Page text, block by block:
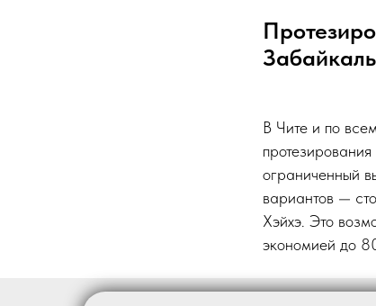
В Чите и по
ограниченный
вариантов —
Хэйхэ. Это
экономией до